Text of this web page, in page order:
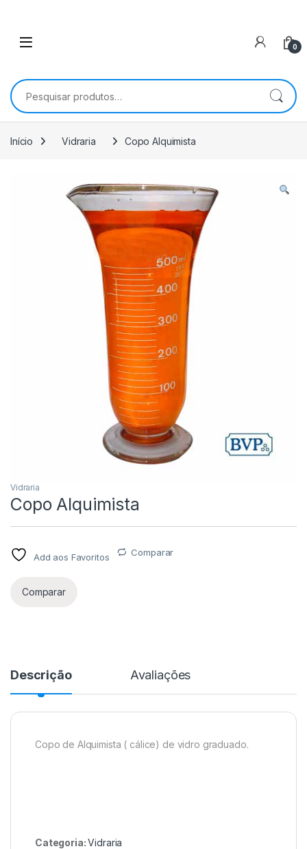
0
Pesquisar por:
Início Vidraria Copo Alquimista
Vidraria
Copo Alquimista
Add aos Favoritos Comparar
Comparar
Descrição Avaliações
Copo de Alquimista ( cálice) de vidro graduado.
Categoria:Vidraria